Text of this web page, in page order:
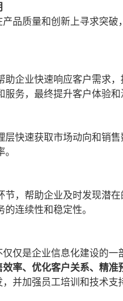
品质量和创新上寻求突
企业快速响应客户需求
务，最终提升客户体验和
快速获取市场动向和销
，帮助企业及时发现潜
连续性和稳定性。
仅是企业信息化建设的一
率、优化客户关系、精准
并加强员工培训和技术支